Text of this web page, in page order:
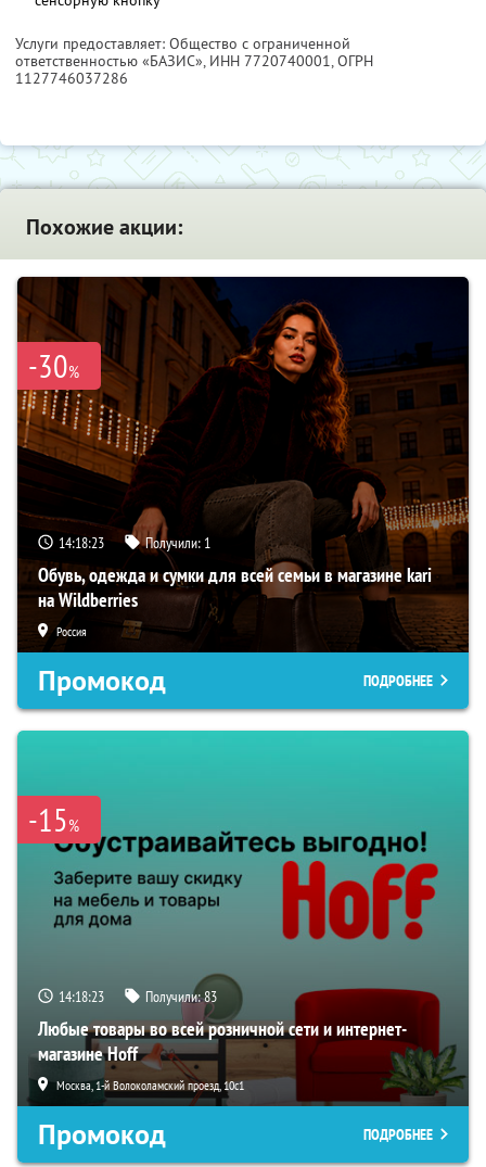
Услуги предоставляет: Общество с ограниченной
ответственностью «БАЗИС», ИНН 7720740001, ОГРН
1127746037286
Похожие акции:
-30%
14:18:22 Получили: 1
Обувь, одежда и сумки для всей семьи в магазине kari
на Wildberries
Россия
Промокод ПОДРОБНЕЕ
-15%
14:18:22 Получили:83
Любые товары во всей розничной сети и интернет-
магазине Hoff
Москва, 1-й Волоколамский проезд, 10с1
Промокод ПОДРОБНЕЕ